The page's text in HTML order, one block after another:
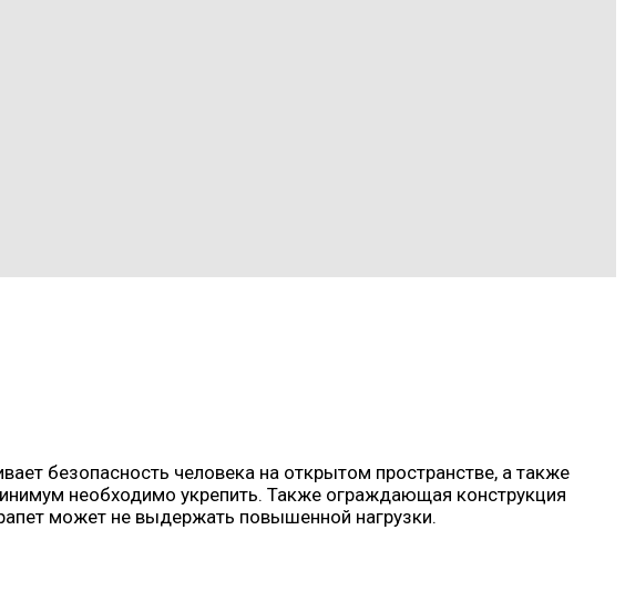
безопасность человека на открытом пространстве, а также
необходимо укрепить. Также ограждающая конструкция
может не выдержать повышенной нагрузки.